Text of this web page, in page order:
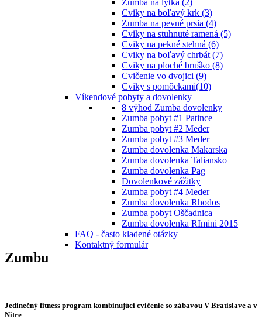
Zumba na lýtka (2)
Cviky na boľavý krk (3)
Zumba na pevné prsia (4)
Cviky na stuhnuté ramená (5)
Cviky na pekné stehná (6)
Cviky na boľavý chrbát (7)
Cviky na ploché bruško (8)
Cvičenie vo dvojici (9)
Cviky s pomôckami(10)
Víkendové pobyty a dovolenky
8 výhod Zumba dovolenky
Zumba pobyt #1 Patince
Zumba pobyt #2 Meder
Zumba pobyt #3 Meder
Zumba dovolenka Makarska
Zumba dovolenka Taliansko
Zumba dovolenka Pag
Dovolenkové zážitky
Zumba pobyt #4 Meder
Zumba dovolenka Rhodos
Zumba pobyt Oščadnica
Zumba dovolenka RImini 2015
FAQ - často kladené otázky
Kontaktný formulár
Zumbu
Jedinečný fitness program kombinujúci cvičenie so zábavou V Bratislave a v
Nitre